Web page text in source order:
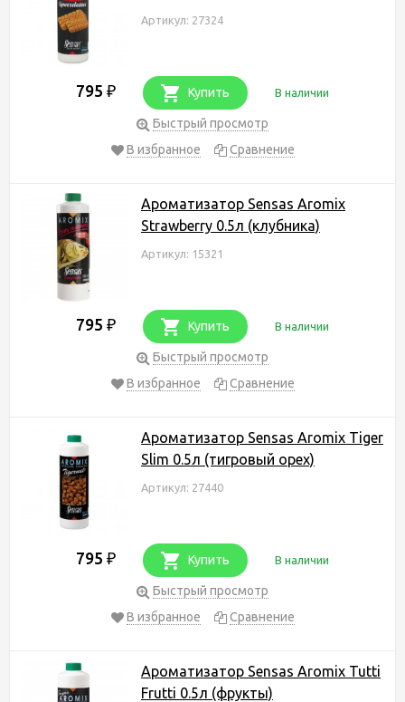
Артикул: 27324
795 ₽ Купить В наличии
Быстрый просмотр
В избранное
Сравнение
Ароматизатор Sensas Aromix
Strawberry 0.5л (клубника)
Артикул: 15321
795 ₽ Купить В наличии
Быстрый просмотр
В избранное
Сравнение
Ароматизатор Sensas Aromix Tiger
Slim 0.5л (тигровый орех)
Артикул: 27440
795 ₽ Купить В наличии
Быстрый просмотр
В избранное
Сравнение
Ароматизатор Sensas Aromix Tutti
Frutti 0.5л (фрукты)